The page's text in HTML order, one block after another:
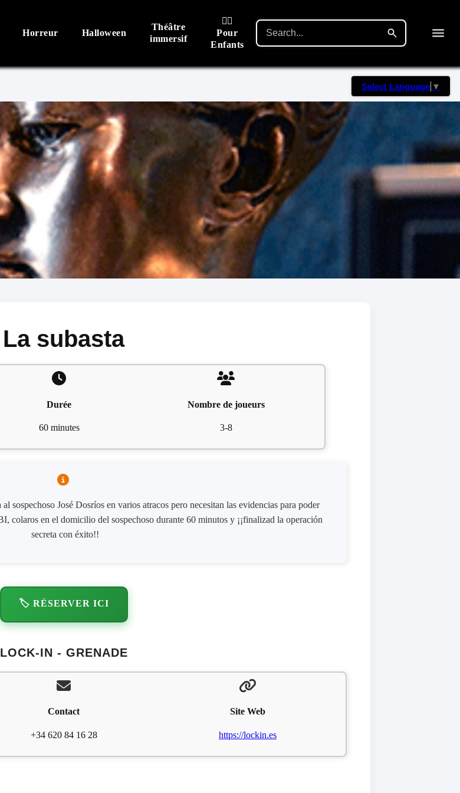
Horreur Halloween
Théâtre
immersif
🙋‍♂️
Pour
Enfants
Select Language ▼
La subasta
Durée
60 minutes
Nombre de joueurs
3-8
sospechoso José Dosríos en varios atracos pero necesitan las evidencias para poder
colaros en el domicilio del sospechoso durante 60 minutos y ¡¡finalizad la operación
secreta con éxito!!
🏷️ RÉSERVER ICI
LOCK-IN - GRENADE
Contact
+34 620 84 16 28
Site Web
https://lockin.es